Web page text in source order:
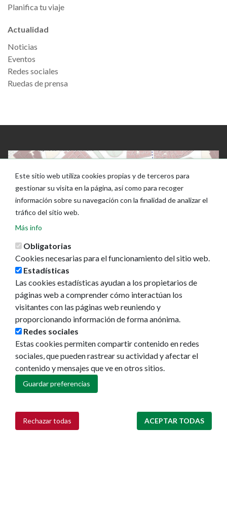
Planifica tu viaje
Actualidad
Noticias
Eventos
Redes sociales
Ruedas de prensa
Ayuntamiento de Pamplona
Plaza Consistorial, s/n
948 420 100
pamplona@pamplona.es
Este sitio web utiliza cookies propias y de terceros para
gestionar su visita en la página, así como para recoger
información sobre su navegación con la finalidad de analizar el
tráfico del sitio web.
Más info
Obligatorias
Cookies necesarias para el funcionamiento del sitio web.
Estadísticas
Las cookies estadísticas ayudan a los propietarios de
páginas web a comprender cómo interactúan los
visitantes con las páginas web reuniendo y
proporcionando información de forma anónima.
Redes sociales
Estas cookies permiten compartir contenido en redes
sociales, que pueden rastrear su actividad y afectar el
contenido y mensajes que ve en otros sitios.
Guardar preferencias
Rechazar todas ACEPTAR TODAS
Retirar consentimiento